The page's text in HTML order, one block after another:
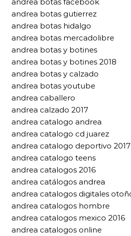
andrea botas gutierrez
andrea botas hidalgo
andrea botas mercadolibre
andrea botas y botines
andrea botas y botines 2018
andrea botas y calzado
andrea botas youtube
andrea caballero
andrea calzado 2017
andrea catalogo andrea
andrea catalogo cd juarez
andrea catalogo deportivo 2017
andrea catalogo teens
andrea catalogos 2016
andrea catálogos andrea
andrea catalogos digitales
andrea catalogos hombre
andrea catalogos mexico 2016
andrea catalogos online